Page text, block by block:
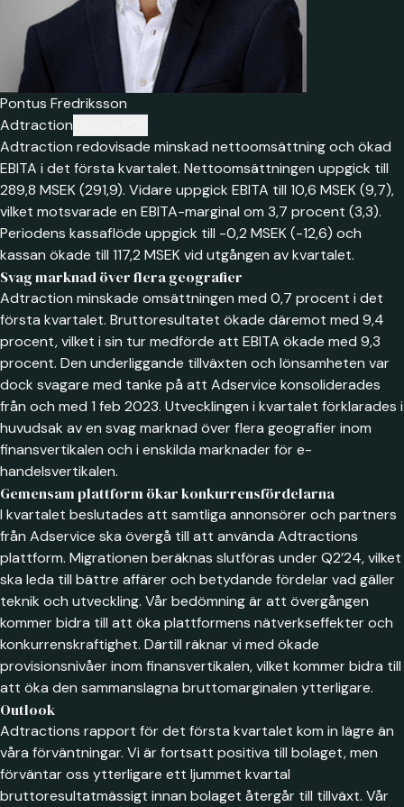
Pontus Fredriksson
Adtraction
Adtraction redovisade minskad nettoomsättning och ökad
EBITA i det första kvartalet. Nettoomsättningen uppgick till
289,8 MSEK (291,9). Vidare uppgick EBITA till 10,6 MSEK (9,7),
vilket motsvarade en EBITA-marginal om 3,7 procent (3,3).
Periodens kassaflöde uppgick till -0,2 MSEK (-12,6) och
kassan ökade till 117,2 MSEK vid utgången av kvartalet.
Svag marknad över flera geografier
Adtraction minskade omsättningen med 0,7 procent i det
första kvartalet. Bruttoresultatet ökade däremot med 9,4
procent, vilket i sin tur medförde att EBITA ökade med 9,3
procent. Den underliggande tillväxten och lönsamheten var
dock svagare med tanke på att Adservice konsoliderades
från och med 1 feb 2023. Utvecklingen i kvartalet förklarades i
huvudsak av en svag marknad över flera geografier inom
finansvertikalen och i enskilda marknader för e-
handelsvertikalen.
Gemensam plattform ökar konkurrensfördelarna
I kvartalet beslutades att samtliga annonsörer och partners
från Adservice ska övergå till att använda Adtractions
plattform. Migrationen beräknas slutföras under Q2’24, vilket
ska leda till bättre affärer och betydande fördelar vad gäller
teknik och utveckling. Vår bedömning är att övergången
kommer bidra till att öka plattformens nätverkseffekter och
konkurrenskraftighet. Därtill räknar vi med ökade
provisionsnivåer inom finansvertikalen, vilket kommer bidra till
att öka den sammanslagna bruttomarginalen ytterligare.
Outlook
Adtractions rapport för det första kvartalet kom in lägre än
våra förväntningar. Vi är fortsatt positiva till bolaget, men
förväntar oss ytterligare ett ljummet kvartal
bruttoresultatmässigt innan bolaget återgår till tillväxt. Vår